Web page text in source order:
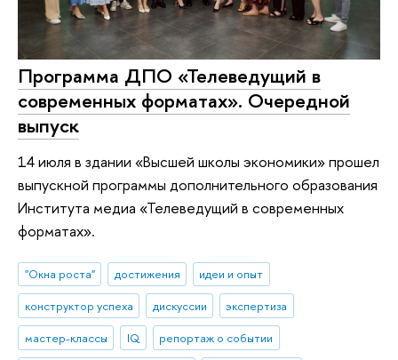
Программа ДПО «Телеведущий в
современных форматах». Очередной
выпуск
14 июля в здании «Высшей школы экономики» прошел
выпускной программы дополнительного образования
Института медиа «Телеведущий в современных
форматах».
"Окна роста" достижения
идеи и опыт
конструктор успеха
дискуссии
экспертиза
мастер-классы
IQ
репортаж о событии